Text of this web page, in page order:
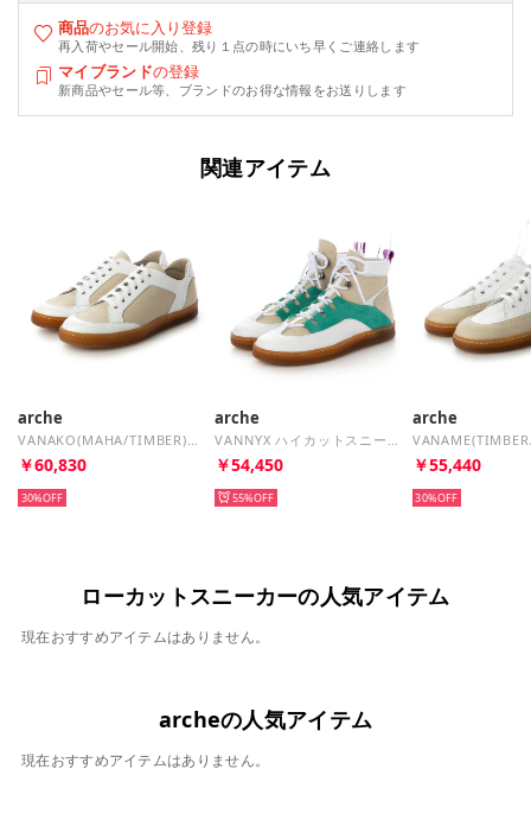
商品のお気に入り登録
再入荷やセール開始、残り１点の時にいち早くご連絡します
マイブランドの登録
新商品やセール等、ブランドのお得な情報をお送りします
関連アイテム
arche
VANAKO(MAHA/TIMBER)（BLANC/FAIENCE）
￥60,830
30%
arche
VANNYX ハイカットスニーカー (ROCKY/TIMBER/NUBUCK)（ホワイト/エクリュ/グリーン/ピンク） （BLANC/FAIENCE/ARAO/THEODA）
￥54,450
55%
arche
￥55,440
30%
ローカットスニーカーの人気アイテム
現在おすすめアイテムはありません。
archeの人気アイテム
現在おすすめアイテムはありません。